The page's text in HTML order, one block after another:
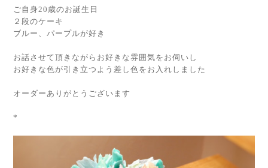
ご自身20歳のお誕生日
２段のケーキ
ブルー、パープルが好き
お話させて頂きながらお好きな雰囲気をお伺いし
お好きな色が引き立つよう差し色をお入れしました
オーダーありがとうございます
*